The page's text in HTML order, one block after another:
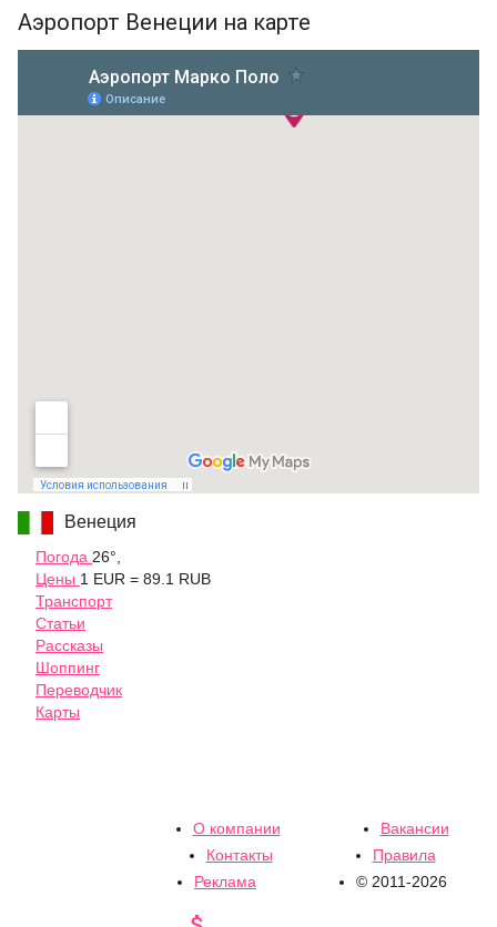
Аэропорт Венеции на карте
Венеция
Погода 26°,
Цены 1 EUR = 89.1 RUB
Транспорт
Статьи
Рассказы
Шоппинг
Переводчик
Карты
О компании
Вакансии
Контакты
Правила
Реклама
© 2011-2026